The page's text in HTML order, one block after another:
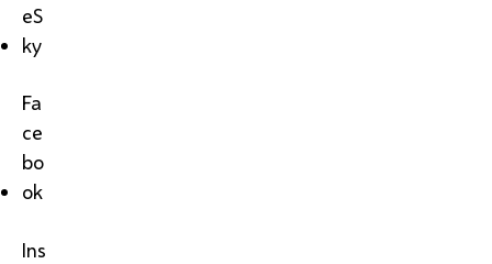
eS
ky
Fa
ce
bo
ok
Ins